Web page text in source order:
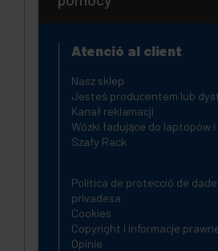
Atenció al client
Nasz sklep
Jesteś producentem lub
Kanał reklamacji
Wózki ładujące do laptopów
Szafy Rack
Política de protecció de
privadesa
Cookies
Copyright i informacje
Opinie